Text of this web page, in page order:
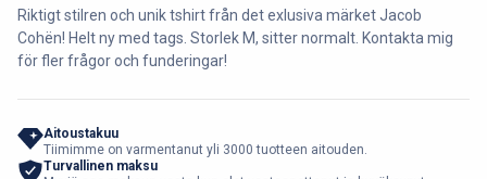
Riktigt stilren och unik tshirt från det exlusiva märket Jacob
Cohën! Helt ny med tags. Storlek M, sitter normalt. Kontakta mig
för fler frågor och funderingar!
Aitoustakuu
Tiimimme on varmentanut yli 3000 tuotteen aitouden.
Turvallinen maksu